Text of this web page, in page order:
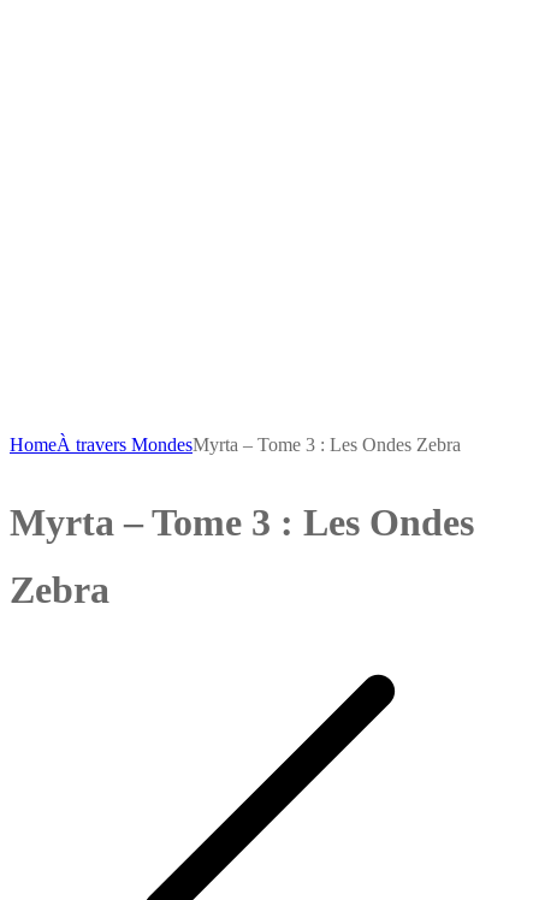
HomeÀ travers MondesMyrta – Tome 3 : Les Ondes Zebra
Myrta – Tome 3 : Les Ondes
Zebra